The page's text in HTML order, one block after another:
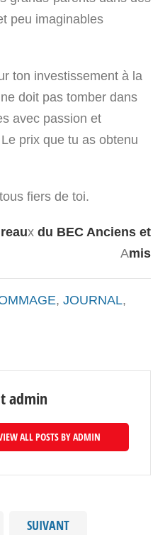
peu imaginables
ton investissement à la
doit pas tomber dans
avec passion et
prix que tu as obtenu
fiers de toi.
x du BEC Anciens et
Amis
, JOURNAL,
admin
ALL POSTS BY ADMIN
SUIVANT